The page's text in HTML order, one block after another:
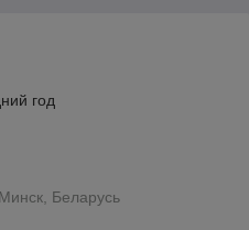
год
Беларусь